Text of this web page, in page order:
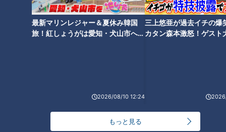
最新マリンレジャー＆夏休み韓国
旅！紅しょうがは愛知・犬山市へ
2026/08/10 12:24
三上悠亜が過去イチの爆
カタン森本激怒！ゲスト
もっと見る
オススメ関連コンテンツ
レトロから最新まで！魅力満載
TOWER（旧・名古屋テレビ